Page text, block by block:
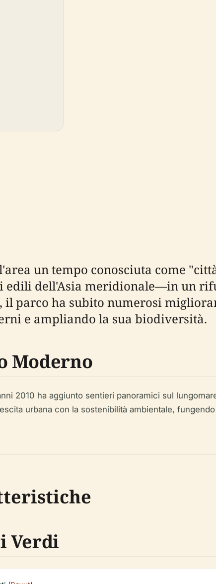
un tempo conosciuta come
dell'Asia meridionale—in un
il parco ha subito numerosi
e ampliando la sua biodiversità.
Moderno
2010 ha aggiunto sentieri panoramici sul
urbana con la sostenibilità ambientale,
Verdi